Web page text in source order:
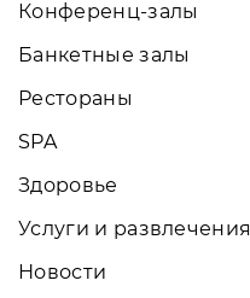
Конференц-залы
Банкетные залы
Рестораны
SPA
Здоровье
Услуги и развлечения
Новости